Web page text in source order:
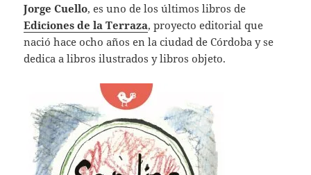
Jorge Cuello, es uno de los últimos libros de
Ediciones de la Terraza, proyecto editorial que
nació hace ocho años en la ciudad de Córdoba y se
dedica a libros ilustrados y libros objeto.